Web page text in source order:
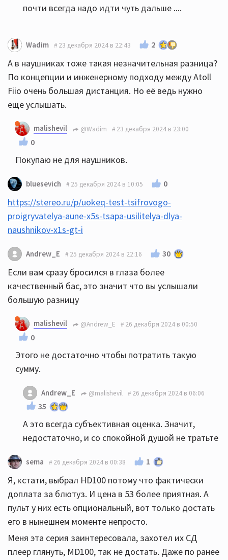
почти всегда надо идти чуть дальше ....
Wadim 23 декабря 2024 в 22:43 2
А в наушниках тоже такая незначительная разница?
По концепции и инженерному подходу между Atoll
Fiio очень большая дистанция. Но её ведь нужно
еще услышать.
malishevil @Wadim 23 декабря 2024 в 23:00
0
Покупаю не для наушников.
bluesevich 25 декабря 2024 в 10:05 0
https://stereo.ru/p/uokeq-test-tsifrovogo-
proigryvatelya-aune-x5s-tsapa-usilitelya-dlya-
naushnikov-x1s-gt-i
Andrew_E 25 декабря 2024 в 22:16 30
Если вам сразу бросился в глаза более
качественный бас, это значит что вы услышали
большую разницу
malishevil @Andrew_E 26 декабря 2024 в 00:50
0
Этого не достаточно чтобы потратить такую
сумму.
Andrew_E @malishevil 26 декабря 2024 в 06:06
35
А это всегда субъективная оценка. Значит,
недостаточно, и со спокойной душой не тратьте
sema 26 декабря 2024 в 00:38 1
Я, кстати, выбрал HD100 потому что фактически
доплата за блютуз. И цена в 53 более приятная. А
пульт у них есть опциональный, вот только достать
его в нынешнем моменте непросто.
Меня эта серия заинтересовала, захотел их СД
плеер глянуть, MD100, так не достать. Даже по ранее